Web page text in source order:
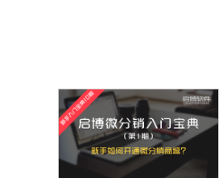
构建会员积分商城体系